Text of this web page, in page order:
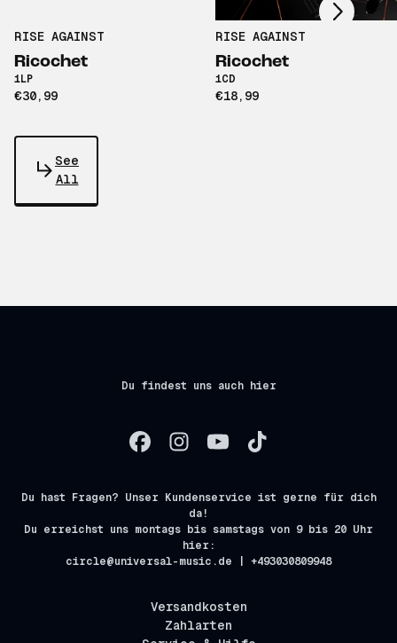
RISE AGAINST
Ricochet
1LP
€30,99
RISE AGAINST
Ricochet
1CD
€18,99
See
All
Du findest uns auch hier
Du hast Fragen? Unser Kundenservice ist gerne für dich
da!
Du erreichst uns montags bis samstags von 9 bis 20 Uhr
hier:
circle@universal-music.de | +493030809948
Versandkosten
Zahlarten